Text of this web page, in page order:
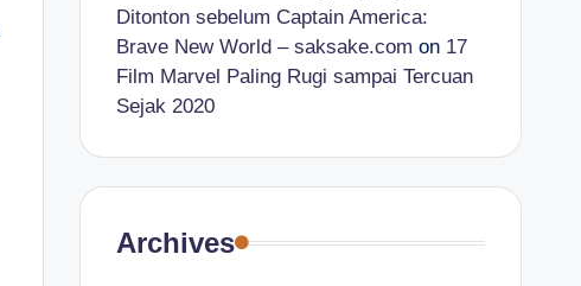
Ditonton sebelum Captain America:
Brave New World – saksake.com on 17
Film Marvel Paling Rugi sampai Tercuan
Sejak 2020
Archives